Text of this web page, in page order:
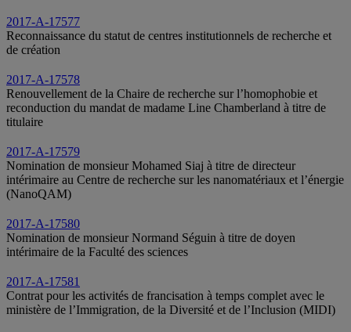
2017-A-17577
Reconnaissance du statut de centres institutionnels de recherche et
de création
2017-A-17578
Renouvellement de la Chaire de recherche sur l’homophobie et
reconduction du mandat de madame Line Chamberland à titre de
titulaire
2017-A-17579
Nomination de monsieur Mohamed Siaj à titre de directeur
intérimaire au Centre de recherche sur les nanomatériaux et l’énergie
(NanoQAM)
2017-A-17580
Nomination de monsieur Normand Séguin à titre de doyen
intérimaire de la Faculté des sciences
2017-A-17581
Contrat pour les activités de francisation à temps complet avec le
ministère de l’Immigration, de la Diversité et de l’Inclusion (MIDI)